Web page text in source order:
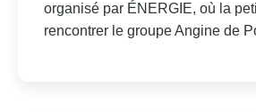
organisé par ÉNERGIE, où la
rencontrer le groupe Angine de